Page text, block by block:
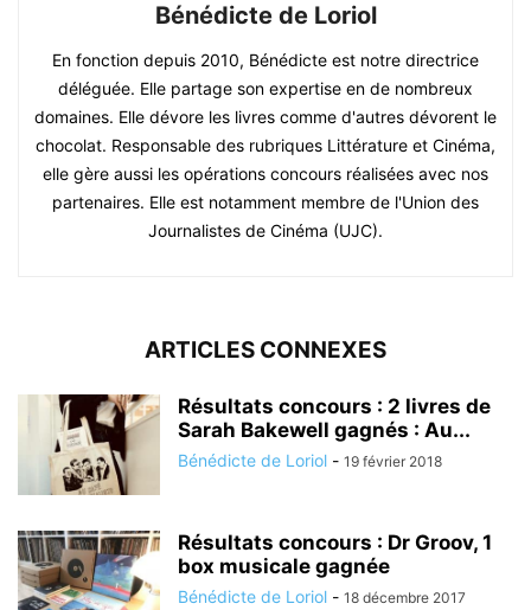
Bénédicte de Loriol
En fonction depuis 2010, Bénédicte est notre directrice
déléguée. Elle partage son expertise en de nombreux
domaines. Elle dévore les livres comme d'autres dévorent le
chocolat. Responsable des rubriques Littérature et Cinéma,
elle gère aussi les opérations concours réalisées avec nos
partenaires. Elle est notamment membre de l'Union des
Journalistes de Cinéma (UJC).
ARTICLES CONNEXES
Résultats concours : 2 livres de
Sarah Bakewell gagnés : Au...
Bénédicte de Loriol - 19 février 2018
Résultats concours : Dr Groov, 1
box musicale gagnée
Bénédicte de Loriol - 18 décembre 2017